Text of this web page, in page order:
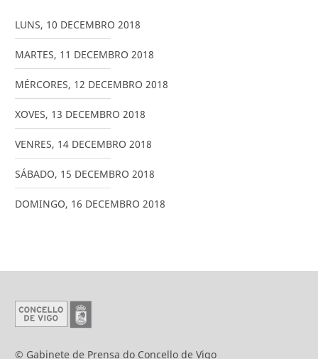
LUNS, 10 DECEMBRO 2018
MARTES, 11 DECEMBRO 2018
MÉRCORES, 12 DECEMBRO 2018
XOVES, 13 DECEMBRO 2018
VENRES, 14 DECEMBRO 2018
SÁBADO, 15 DECEMBRO 2018
DOMINGO, 16 DECEMBRO 2018
© Gabinete de Prensa do Concello de Vigo